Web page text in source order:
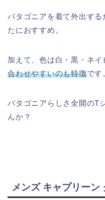
パタゴニアを着て外出す
たにおすすめ。
加えて、色は白・黒・ネイ
合わせやすいのも特徴です
パタゴニアらしさ全開のT
んか？
メンズ キャプリーン